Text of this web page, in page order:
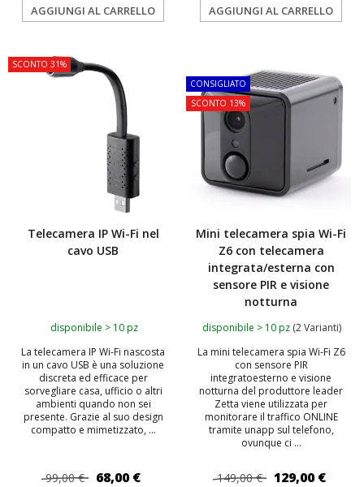
AGGIUNGI AL CARRELLO AGGIUNGI AL CARRELLO
SCONTO 31%
Telecamera IP Wi-Fi nel
cavo USB
disponibile > 10 pz
La telecamera IP Wi-Fi nascosta
in un cavo USB è una soluzione
discreta ed efficace per
sorvegliare casa, ufficio o altri
ambienti quando non sei
presente. Grazie al suo design
compatto e mimetizzato, ...
99,00 € 68,00 €
CONSIGLIATO
SCONTO 13%
Mini telecamera spia Wi-Fi
Z6 con telecamera
integrata/esterna con
sensore PIR e visione
notturna
disponibile > 10 pz (2 Varianti)
La mini telecamera spia Wi-Fi Z6
con sensore PIR
integratoesterno e visione
notturna del produttore leader
Zetta viene utilizzata per
monitorare il traffico ONLINE
tramite unapp sul telefono,
ovunque ci ...
149,00 € 129,00 €